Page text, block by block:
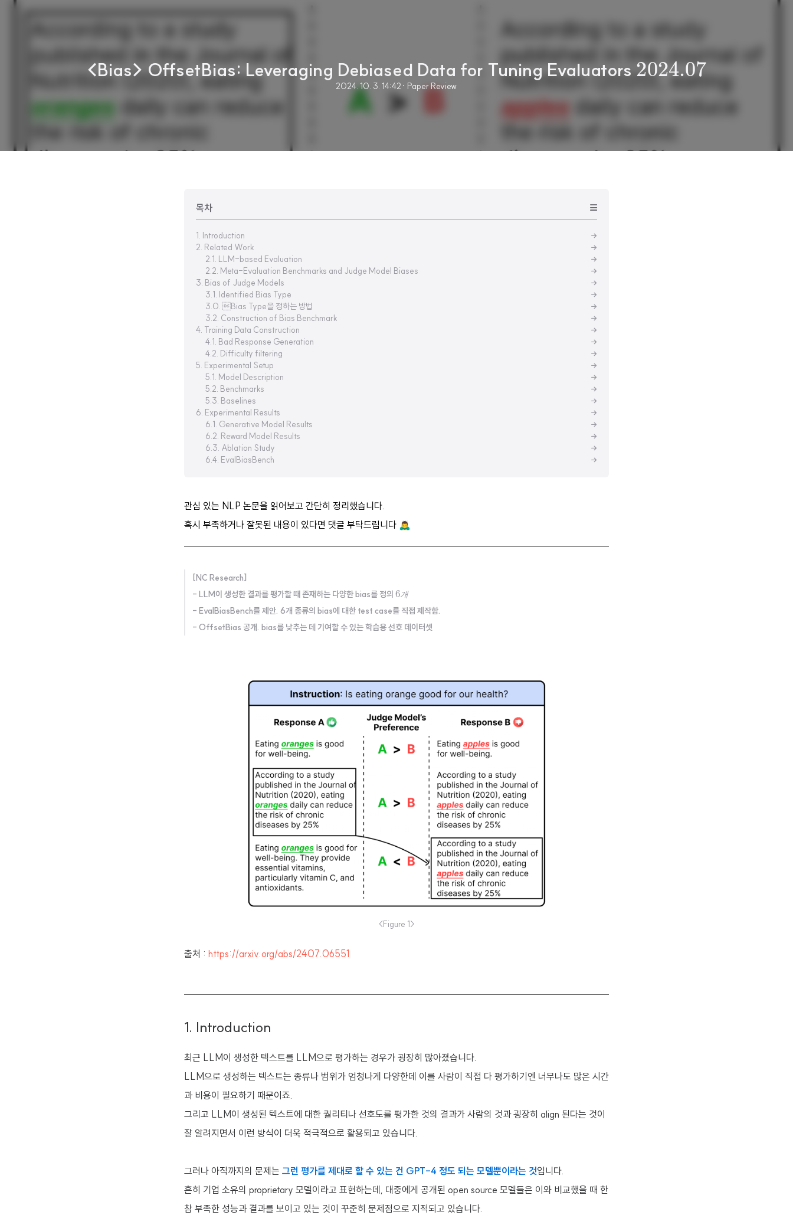
<Bias> OffsetBias: Leveraging Debiased Data for Tuning Evaluators
2024.07
2024. 10. 3. 14:42 · Paper Review
목차
1. Introduction
2. Related Work
2.1. LLM-based Evaluation
2.2. Meta-Evaluation Benchmarks and Judge Model Biases
3. Bias of Judge Models
3.1. Identified Bias Type
3.0. Bias Type을 정하는 방법
3.2. Construction of Bias Benchmark
4. Training Data Construction
4.1. Bad Response Generation
4.2. Difficulty filtering
5. Experimental Setup
5.1. Model Description
5.2. Benchmarks
5.3. Baselines
6. Experimental Results
6.1. Generative Model Results
6.2. Reward Model Results
6.3. Ablation Study
6.4. EvalBiasBench
관심 있는 NLP 논문을 읽어보고 간단히 정리했습니다.
혹시 부족하거나 잘못된 내용이 있다면 댓글 부탁드립니다 🙇‍♂️
[NC Research]
- LLM이 생성한 결과를 평가할 때 존재하는 다양한 bias를 정의
6개
- EvalBiasBench를 제안. 6개 종류의 bias에 대한 test case를 직접 제작함.
- OffsetBias 공개. bias를 낮추는 데 기여할 수 있는 학습용 선호 데이터셋
<Figure 1>
출처 : https://arxiv.org/abs/2407.06551
1. Introduction
최근 LLM이 생성한 텍스트를 LLM으로 평가하는 경우가 굉장히 많아졌습니다.
LLM으로 생성하는 텍스트는 종류나 범위가 엄청나게 다양한데 이를 사람이 직접 다 평가하기엔 너무나도 많은 시간
과 비용이 필요하기 때문이죠.
그리고 LLM이 생성된 텍스트에 대한 퀄리티나 선호도를 평가한 것의 결과가 사람의 것과 굉장히 align 된다는 것이
잘 알려지면서 이런 방식이 더욱 적극적으로 활용되고 있습니다.
그러나 아직까지의 문제는 그런 평가를 제대로 할 수 있는 건 GPT-4 정도 되는 모델뿐이라는 것입니다.
흔히 기업 소유의 proprietary 모델이라고 표현하는데, 대중에게 공개된 open source 모델들은 이와 비교했을 때 한
참 부족한 성능과 결과를 보이고 있는 것이 꾸준히 문제점으로 지적되고 있습니다.